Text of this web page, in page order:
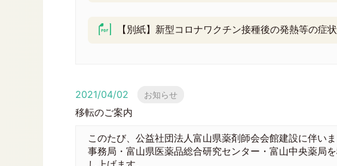
【別紙】新型コロナワクチン接種後の発熱等の症
2021/04/02 お知らせ
移転のご案内
このたび、公益社団法人富山県薬剤師会会館建設に伴いま
事務局・富山県医薬品総合研究センター・富山中央薬局